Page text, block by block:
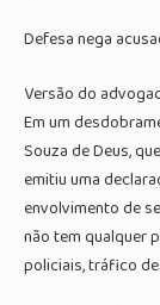
Defesa nega
Versão do
Em um
Souza de Deus,
emitiu uma
envolvimento de
não tem qualquer
policiais, tráfico